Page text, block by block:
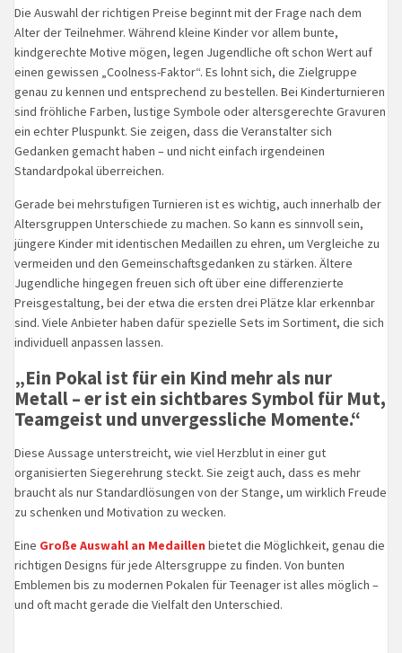
Die Auswahl der richtigen Preise beginnt mit der Frage nach dem
Alter der Teilnehmer. Während kleine Kinder vor allem bunte,
kindgerechte Motive mögen, legen Jugendliche oft schon Wert auf
einen gewissen „Coolness-Faktor“. Es lohnt sich, die Zielgruppe
genau zu kennen und entsprechend zu bestellen. Bei Kinderturnieren
sind fröhliche Farben, lustige Symbole oder altersgerechte Gravuren
ein echter Pluspunkt. Sie zeigen, dass die Veranstalter sich
Gedanken gemacht haben – und nicht einfach irgendeinen
Standardpokal überreichen.
Gerade bei mehrstufigen Turnieren ist es wichtig, auch innerhalb der
Altersgruppen Unterschiede zu machen. So kann es sinnvoll sein,
jüngere Kinder mit identischen Medaillen zu ehren, um Vergleiche zu
vermeiden und den Gemeinschaftsgedanken zu stärken. Ältere
Jugendliche hingegen freuen sich oft über eine differenzierte
Preisgestaltung, bei der etwa die ersten drei Plätze klar erkennbar
sind. Viele Anbieter haben dafür spezielle Sets im Sortiment, die sich
individuell anpassen lassen.
„Ein Pokal ist für ein Kind mehr als nur
Metall – er ist ein sichtbares Symbol für Mut,
Teamgeist und unvergessliche Momente.“
Diese Aussage unterstreicht, wie viel Herzblut in einer gut
organisierten Siegerehrung steckt. Sie zeigt auch, dass es mehr
braucht als nur Standardlösungen von der Stange, um wirklich Freude
zu schenken und Motivation zu wecken.
Eine Große Auswahl an Medaillen bietet die Möglichkeit, genau die
richtigen Designs für jede Altersgruppe zu finden. Von bunten
Emblemen bis zu modernen Pokalen für Teenager ist alles möglich –
und oft macht gerade die Vielfalt den Unterschied.